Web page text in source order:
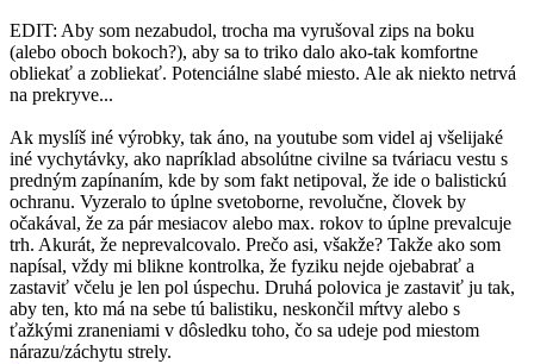
EDIT: Aby som nezabudol, trocha ma vyrušoval zips na boku
(alebo oboch bokoch?), aby sa to triko dalo ako-tak komfortne
obliekať a zobliekať. Potenciálne slabé miesto. Ale ak niekto netrvá
na prekryve...
Ak myslíš iné výrobky, tak áno, na youtube som videl aj všelijaké
iné vychytávky, ako napríklad absolútne civilne sa tváriacu vestu s
predným zapínaním, kde by som fakt netipoval, že ide o balistickú
ochranu. Vyzeralo to úplne svetoborne, revolučne, človek by
očakával, že za pár mesiacov alebo max. rokov to úplne prevalcuje
trh. Akurát, že neprevalcovalo. Prečo asi, všakže? Takže ako som
napísal, vždy mi blikne kontrolka, že fyziku nejde ojebabrať a
zastaviť včelu je len pol úspechu. Druhá polovica je zastaviť ju tak,
aby ten, kto má na sebe tú balistiku, neskončil mŕtvy alebo s
ťažkými zraneniami v dôsledku toho, čo sa udeje pod miestom
nárazu/záchytu strely.